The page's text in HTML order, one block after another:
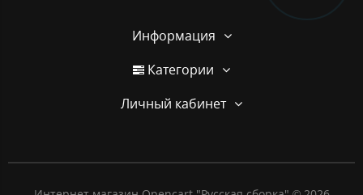
Информация
Категории
Личный кабинет